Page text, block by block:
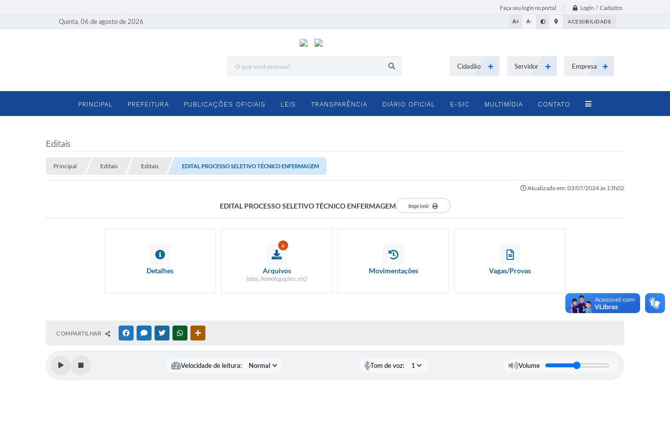
Faça seu login no portal Login / Cadastro
Quinta, 06 de agosto de 2026 A+ A- ACESSIBILIDADE
Cidadão Servidor Empresa
PRINCIPAL PREFEITURA PUBLICAÇÕES OFICIAIS LEIS TRANSPARÊNCIA DIÁRIO OFICIAL E-SIC MULTIMÍDIA CONTATO
Editais
Principal Editais Editais EDITAL PROCESSO SELETIVO TÉCNICO ENFERMAGEM
Atualizado em: 03/07/2024 às 13h02
EDITAL PROCESSO SELETIVO TÉCNICO ENFERMAGEM Imprimir
Detalhes
6
Arquivos
(atas, homologações, etc)
Movimentações Vagas/Provas
COMPARTILHAR FACEBOOKMESSENGER
TWITTERWHATSAPP
Velocidade de leitura: Tom de voz: Volume